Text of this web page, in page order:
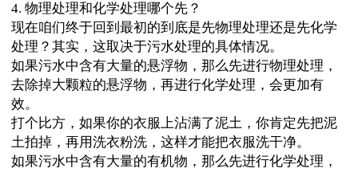
4. 物理处理和化学处理哪个先？
现在咱们终于回到最初的到底是先物理处理还是先化学
处理？其实，这取决于污水处理的具体情况。
如果污水中含有大量的悬浮物，那么先进行物理处理，
去除掉大颗粒的悬浮物，再进行化学处理，会更加有
效。
打个比方，如果你的衣服上沾满了泥土，你肯定先把泥
土拍掉，再用洗衣粉洗，这样才能把衣服洗干净。
如果污水中含有大量的有机物，那么先进行化学处理，